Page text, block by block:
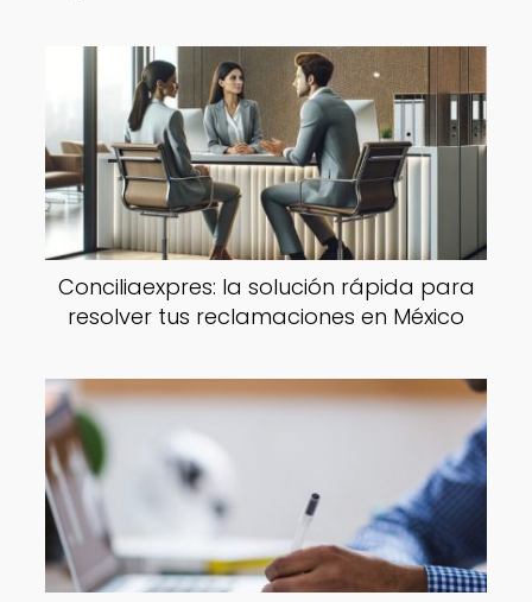
Conciliaexpres: la solución rápida para
resolver tus reclamaciones en México